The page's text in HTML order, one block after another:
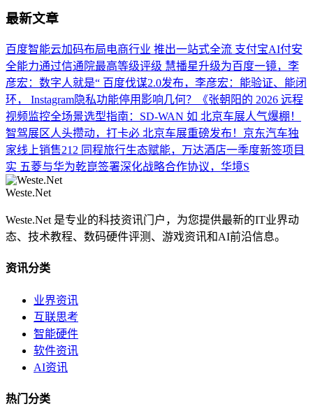
最新文章
百度智能云加码布局电商行业 推出一站式全流 支付宝AI付安
全能力通过信通院最高等级评级 慧播星升级为百度一镜，李
彦宏：数字人就是“ 百度伐谋2.0发布，李彦宏：能验证、能闭
环，
Instagram隐私功能停用影响几何？《张朝阳的 2026 远程
视频监控全场景选型指南：SD-WAN 如 北京车展人气爆棚！
智驾展区人头攒动，打卡必 北京车展重磅发布！京东汽车独
家线上销售212 同程旅行生态赋能，万达酒店一季度新签项目
实 五菱与华为乾崑签署深化战略合作协议，华境S
Weste.Net
Weste.Net 是专业的科技资讯门户，为您提供最新的IT业界动
态、技术教程、数码硬件评测、游戏资讯和AI前沿信息。
资讯分类
业界资讯
互联思考
智能硬件
软件资讯
AI资讯
热门分类